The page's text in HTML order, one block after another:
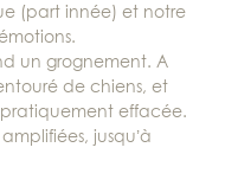
(part innée) et notre
un grognement. A
de chiens, et
effacée.
jusqu’à